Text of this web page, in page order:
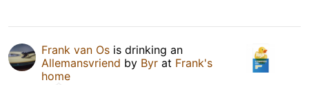
Frank van Os is drinking an
Allemansvriend by Byr at Frank's
home